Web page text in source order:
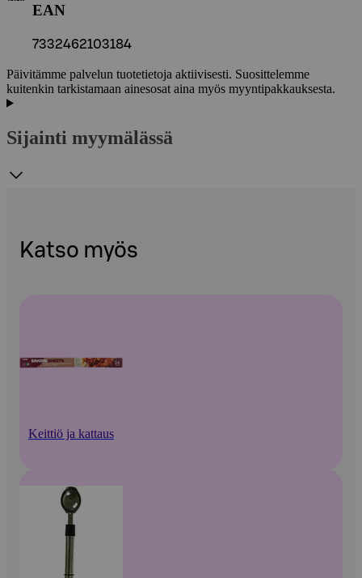
EAN
7332462103184
Päivitämme palvelun tuotetietoja aktiivisesti. Suosittelemme
kuitenkin tarkistamaan ainesosat aina myös myyntipakkauksesta.
Sijainti myymälässä
Katso myös
Keittiö ja kattaus